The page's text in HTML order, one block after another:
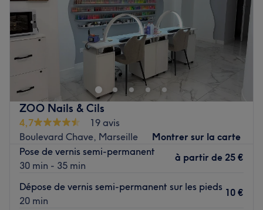
ZOO Nails & Cils
4,7
19 avis
Boulevard Chave, Marseille
Montrer sur la carte
Pose de vernis semi-permanent
30 min - 35 min
à partir de 25 €
Dépose de vernis semi-permanent sur les pieds
20 min
10 €